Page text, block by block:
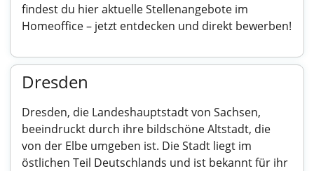
findest du hier aktuelleStellenangebote im
Homeoffice– jetzt entdecken und direkt bewerben!
Dresden
Dresden, die Landeshauptstadt von Sachsen,
beeindruckt durch ihre bildschöne Altstadt, die
von der Elbe umgeben ist. Die Stadt liegt im
östlichen Teil Deutschlands und ist bekannt für ihr